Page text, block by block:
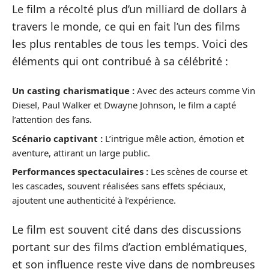
Le film a récolté plus d’un milliard de dollars à
travers le monde, ce qui en fait l’un des films
les plus rentables de tous les temps. Voici des
éléments qui ont contribué à sa célébrité :
Un casting charismatique : Avec des acteurs comme Vin
Diesel, Paul Walker et Dwayne Johnson, le film a capté
l’attention des fans.
Scénario captivant : L’intrigue mêle action, émotion et
aventure, attirant un large public.
Performances spectaculaires : Les scènes de course et
les cascades, souvent réalisées sans effets spéciaux,
ajoutent une authenticité à l’expérience.
Le film est souvent cité dans des discussions
portant sur des films d’action emblématiques,
et son influence reste vive dans de nombreuses